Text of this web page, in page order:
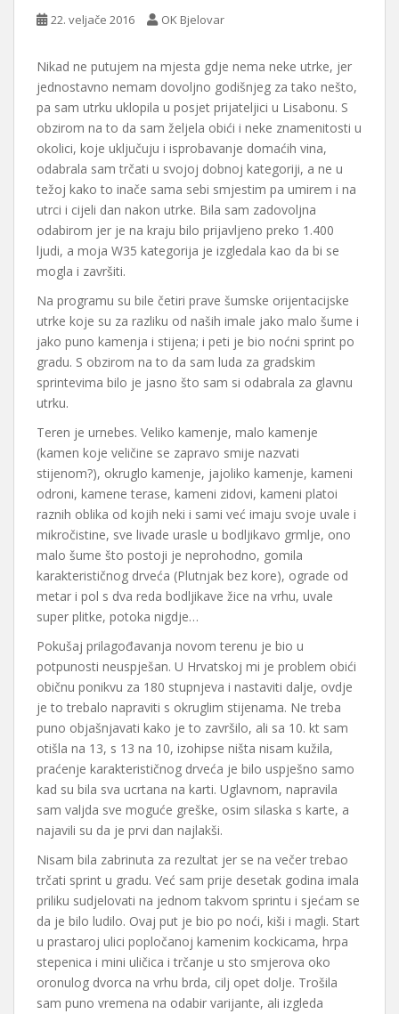
22. veljače 2016 OK Bjelovar
Nikad ne putujem na mjesta gdje nema neke utrke, jer
jednostavno nemam dovoljno godišnjeg za tako nešto,
pa sam utrku uklopila u posjet prijateljici u Lisabonu. S
obzirom na to da sam željela obići i neke znamenitosti u
okolici, koje uključuju i isprobavanje domaćih vina,
odabrala sam trčati u svojoj dobnoj kategoriji, a ne u
težoj kako to inače sama sebi smjestim pa umirem i na
utrci i cijeli dan nakon utrke. Bila sam zadovoljna
odabirom jer je na kraju bilo prijavljeno preko 1.400
ljudi, a moja W35 kategorija je izgledala kao da bi se
mogla i završiti.
Na programu su bile četiri prave šumske orijentacijske
utrke koje su za razliku od naših imale jako malo šume i
jako puno kamenja i stijena; i peti je bio noćni sprint po
gradu. S obzirom na to da sam luda za gradskim
sprintevima bilo je jasno što sam si odabrala za glavnu
utrku.
Teren je urnebes. Veliko kamenje, malo kamenje
(kamen koje veličine se zapravo smije nazvati
stijenom?), okruglo kamenje, jajoliko kamenje, kameni
odroni, kamene terase, kameni zidovi, kameni platoi
raznih oblika od kojih neki i sami već imaju svoje uvale i
mikročistine, sve livade urasle u bodljikavo grmlje, ono
malo šume što postoji je neprohodno, gomila
karakterističnog drveća (Plutnjak bez kore), ograde od
metar i pol s dva reda bodljikave žice na vrhu, uvale
super plitke, potoka nigdje…
Pokušaj prilagođavanja novom terenu je bio u
potpunosti neuspješan. U Hrvatskoj mi je problem obići
običnu ponikvu za 180 stupnjeva i nastaviti dalje, ovdje
je to trebalo napraviti s okruglim stijenama. Ne treba
puno objašnjavati kako je to završilo, ali sa 10. kt sam
otišla na 13, s 13 na 10, izohipse ništa nisam kužila,
praćenje karakterističnog drveća je bilo uspješno samo
kad su bila sva ucrtana na karti. Uglavnom, napravila
sam valjda sve moguće greške, osim silaska s karte, a
najavili su da je prvi dan najlakši.
Nisam bila zabrinuta za rezultat jer se na večer trebao
trčati sprint u gradu. Već sam prije desetak godina imala
priliku sudjelovati na jednom takvom sprintu i sjećam se
da je bilo ludilo. Ovaj put je bio po noći, kiši i magli. Start
u prastaroj ulici popločanoj kamenim kockicama, hrpa
stepenica i mini uličica i trčanje u sto smjerova oko
oronulog dvorca na vrhu brda, cilj opet dolje. Trošila
sam puno vremena na odabir varijante, ali izgleda